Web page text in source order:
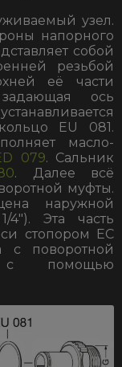
узел.
напорного
собой
резьбой
её части
ось
EU 081.
масло-
079. Сальник
. Далее всё
муфты.
наружной
Эта часть
стопором EC
с поворотной
с помощью